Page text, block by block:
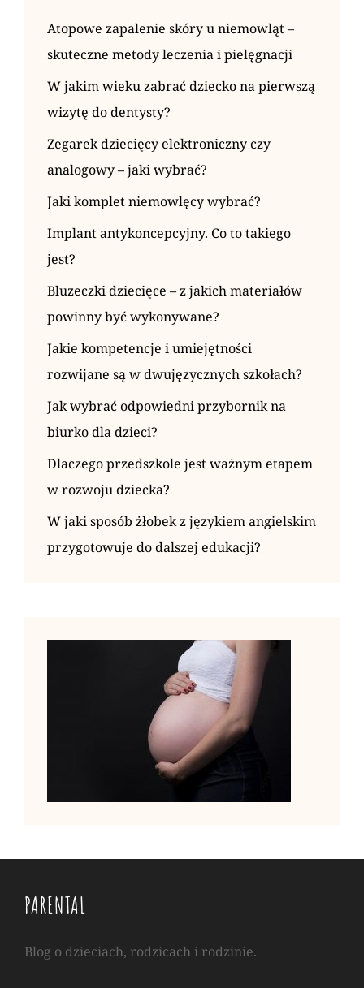
Atopowe zapalenie skóry u niemowląt –
skuteczne metody leczenia i pielęgnacji
W jakim wieku zabrać dziecko na pierwszą
wizytę do dentysty?
Zegarek dziecięcy elektroniczny czy
analogowy – jaki wybrać?
Jaki komplet niemowlęcy wybrać?
Implant antykoncepcyjny. Co to takiego
jest?
Bluzeczki dziecięce – z jakich materiałów
powinny być wykonywane?
Jakie kompetencje i umiejętności
rozwijane są w dwujęzycznych szkołach?
Jak wybrać odpowiedni przybornik na
biurko dla dzieci?
Dlaczego przedszkole jest ważnym etapem
w rozwoju dziecka?
W jaki sposób żłobek z językiem angielskim
przygotowuje do dalszej edukacji?
PARENTAL
Blog o dzieciach, rodzicach i rodzinie.